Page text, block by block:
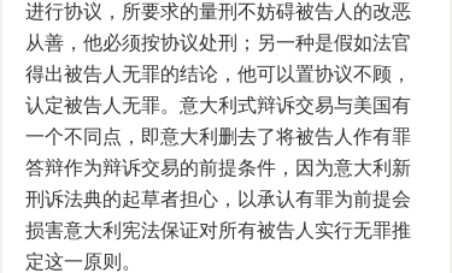
进行协议，所要求的量刑不妨碍被告人的改恶
从善，他必须按协议处刑；另一种是假如法官
得出被告人无罪的结论，他可以置协议不顾，
认定被告人无罪。意大利式辩诉交易与美国有
一个不同点，即意大利删去了将被告人作有罪
答辩作为辩诉交易的前提条件，因为意大利新
刑诉法典的起草者担心，以承认有罪为前提会
损害意大利宪法保证对所有被告人实行无罪推
定这一原则。